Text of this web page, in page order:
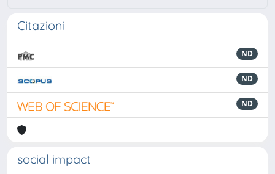
Citazioni
ND
ND
ND
social impact